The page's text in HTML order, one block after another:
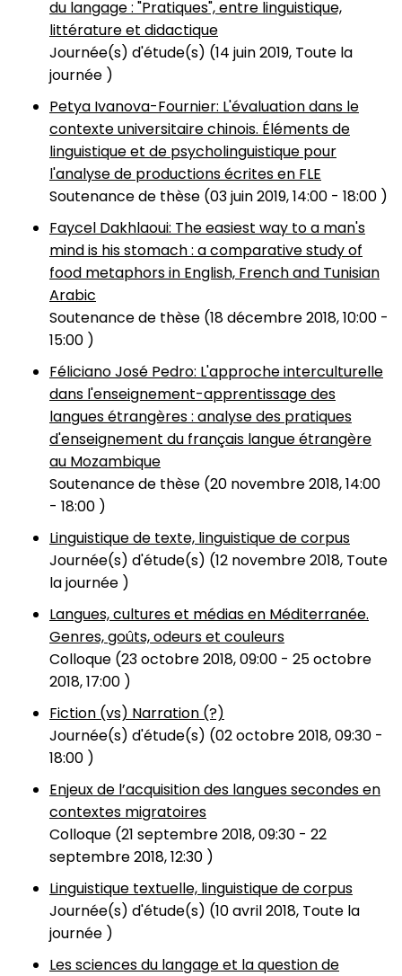
du langage : "Pratiques", entre linguistique,
littérature et didactique
Journée(s) d'étude(s) (14 juin 2019, Toute la
journée )
Petya Ivanova-Fournier: L'évaluation dans le
contexte universitaire chinois. Éléments de
linguistique et de psycholinguistique pour
l'analyse de productions écrites en FLE
Soutenance de thèse (03 juin 2019, 14:00 - 18:00 )
Faycel Dakhlaoui: The easiest way to a man's
mind is his stomach : a comparative study of
food metaphors in English, French and Tunisian
Arabic
Soutenance de thèse (18 décembre 2018, 10:00 -
15:00 )
Féliciano José Pedro: L'approche interculturelle
dans l'enseignement-apprentissage des
langues étrangères : analyse des pratiques
d'enseignement du français langue étrangère
au Mozambique
Soutenance de thèse (20 novembre 2018, 14:00
- 18:00 )
Linguistique de texte, linguistique de corpus
Journée(s) d'étude(s) (12 novembre 2018, Toute
la journée )
Langues, cultures et médias en Méditerranée.
Genres, goûts, odeurs et couleurs
Colloque (23 octobre 2018, 09:00 - 25 octobre
2018, 17:00 )
Fiction (vs) Narration (?)
Journée(s) d'étude(s) (02 octobre 2018, 09:30 -
18:00 )
Enjeux de l’acquisition des langues secondes en
contextes migratoires
Colloque (21 septembre 2018, 09:30 - 22
septembre 2018, 12:30 )
Linguistique textuelle, linguistique de corpus
Journée(s) d'étude(s) (10 avril 2018, Toute la
journée )
Les sciences du langage et la question de